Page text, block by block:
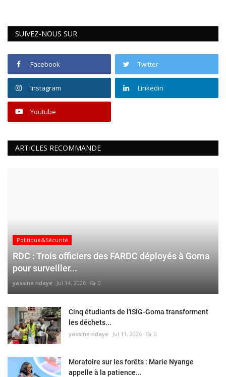
SUIVEZ-NOUS SUR
Facebook Twitter
Instagram Linkedin
Youtube
ARTICLES RECOMMANDE
Politique&Sécurité
RDC : Trois officiers des FARDC déployés à Goma
pour surveiller...
yassine ndaye Jul 14, 2026 0
Cinq étudiants de l'ISIG-Goma transforment
les déchets...
yassine ndaye Jul 11, 2026 0
Moratoire sur les forêts : Marie Nyange
appelle à la patience...